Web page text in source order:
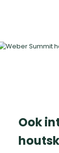
Ook